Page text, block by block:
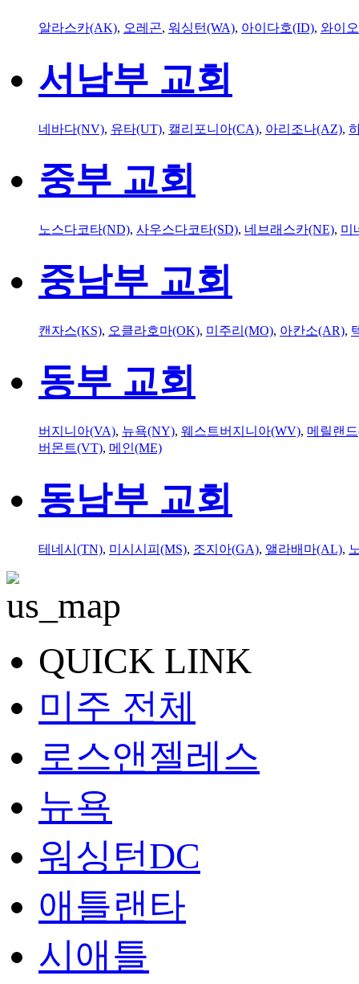
알라스카(AK), 오레곤, 워싱턴(WA), 아이다호(ID), 와이
서남부 교회
네바다(NV), 유타(UT), 캘리포니아(CA), 아리조나(AZ),
중부 교회
노스다코타(ND), 사우스다코타(SD), 네브래스카(NE), 미
중남부 교회
캔자스(KS), 오클라호마(OK), 미주리(MO), 아칸소(AR),
동부 교회
버지니아(VA), 뉴욕(NY), 웨스트버지니아(WV), 메릴랜
버몬트(VT), 메인(ME)
동남부 교회
테네시(TN), 미시시피(MS), 조지아(GA), 앨라배마(AL),
QUICK LINK
미주 전체
로스앤젤레스
뉴욕
워싱턴DC
애틀랜타
시애틀